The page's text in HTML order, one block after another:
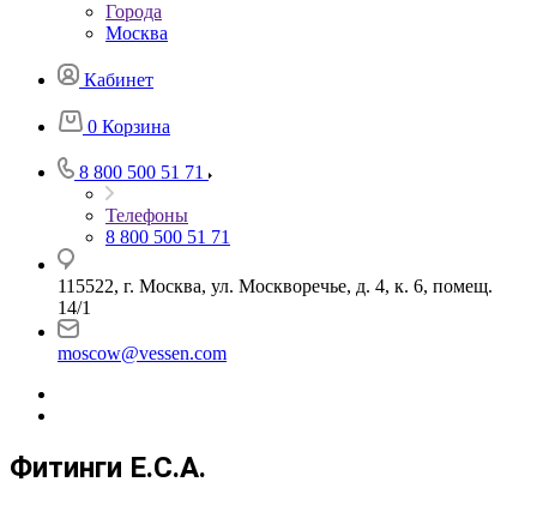
Города
Москва
Кабинет
0 Корзина
8 800 500 51 71
Телефоны
8 800 500 51 71
115522, г. Москва, ул. Москворечье, д. 4, к. 6, помещ.
14/1
moscow@vessen.com
Фитинги E.C.A.